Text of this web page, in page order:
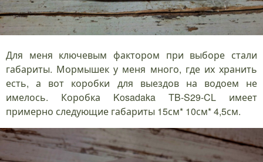
Для меня ключевым фактором при выборе стали
габариты. Мормышек у меня много, где их хранить
есть, а вот коробки для выездов на водоем не
имелось. Коробка Kosadaka TB-S29-CL имеет
примерно следующие габариты 15см* 10см* 4,5см.